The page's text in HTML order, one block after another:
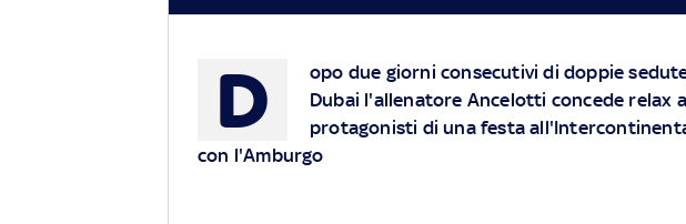
D
opo due giorni consecutivi di doppie
Dubai l'allenatore Ancelotti concede relax
protagonisti di una festa
con l'Amburgo